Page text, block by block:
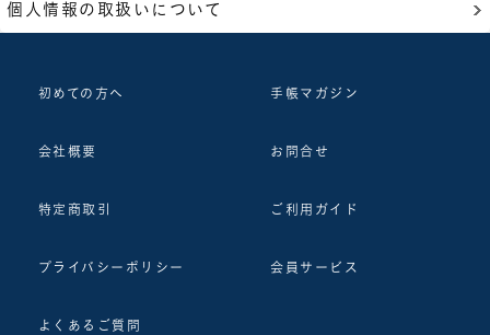
個人情報の取扱いについて
初めての方へ 手帳マガジン
会社概要 お問合せ
特定商取引 ご利用ガイド
プライバシーポリシー 会員サービス
よくあるご質問